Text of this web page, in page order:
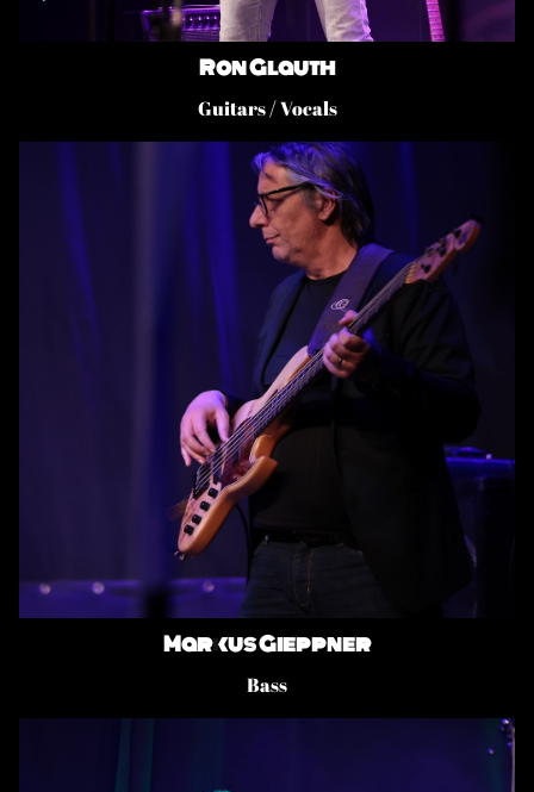
Ron Glauth
Guitars / Vocals
Markus Gieppner
Bass